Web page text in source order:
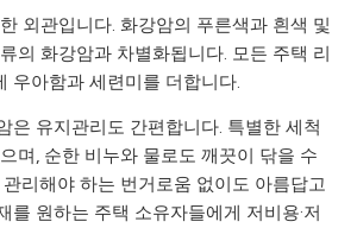
외관입니다. 화강암의 푸른색과 흰색 및
의 화강암과 차별화됩니다. 모든 주택 리
우아함과 세련미를 더합니다.
은 유지관리도 간편합니다. 특별한 세척
며, 순한 비누와 물로도 깨끗이 닦을 수
리해야 하는 번거로움 없이도 아름답고
를 원하는 주택 소유자들에게 저비용·저